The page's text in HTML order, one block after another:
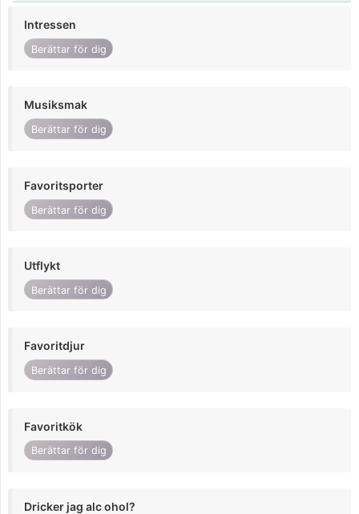
Intressen
Berättar för dig
Musiksmak
Berättar för dig
Favoritsporter
Berättar för dig
Utflykt
Berättar för dig
Favoritdjur
Berättar för dig
Favoritkök
Berättar för dig
Dricker jag alc ohol?